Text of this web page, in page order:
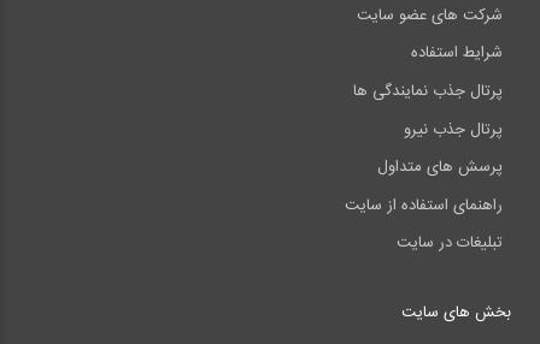
شرکت های عضو سایت
شرایط استفاده
پرتال جذب نمایندگی ها
پرتال جذب نیرو
پرسش های متداول
راهنمای استفاده از سایت
تبلیغات در سایت
بخش های سایت